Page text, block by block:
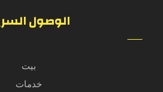
الوصول
بیت
خدمات